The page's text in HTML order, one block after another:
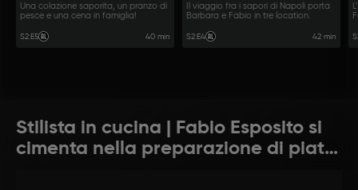
Una colazione saporita, un pranzo di
pesce e una cena in famiglia!
S2:E5 40 min
Il viaggio fra i sapori di Napoli porta
Barbara e Fabio in tre location.
S2:E4 42 min
Stilista in cucina | Fabio Esposito si
cimenta nella preparazione di piatti